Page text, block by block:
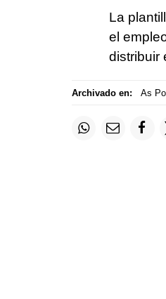
La
el
distribuir
Archivado en: As